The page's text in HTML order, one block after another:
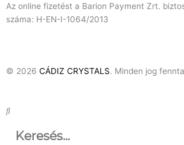
Az online fizetést a Barion Payment Zrt.
száma: H-EN-I-1064/2013
© 2026 CÁDIZ CRYSTALS. Minden jog
Keresés